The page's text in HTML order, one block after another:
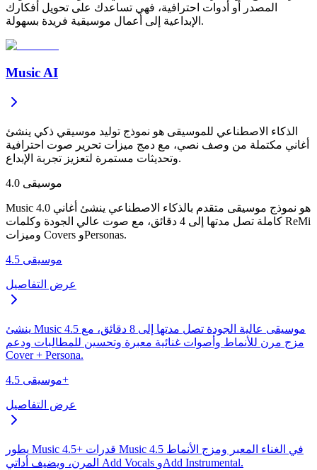
المصدر أو أدوات احترافية، فهي تساعدك على تحويل أفكارك
الإبداعية إلى أعمال موسيقية فريدة بسهولة.
Music AI
الذكاء الاصطناعي للموسيقى هو نموذج توليد موسيقي ذكي ينشئ
أغاني مكتملة من وصف نصي، مع دمج ميزات تحرير صوت احترافية
وتحديثات مستمرة لتعزيز تجربة الإبداع.
موسيقى 4.0
Music 4.0 هو نموذج موسيقى متقدم بالذكاء الاصطناعي ينشئ أغاني
كاملة تصل مدتها إلى 4 دقائق، مع صوت عالي الجودة وكلمات ReMi
وميزات Covers وPersonas.
موسيقى 4.5
عرض التفاصيل
ينشئ Music 4.5 موسيقى عالية الجودة تصل مدتها إلى 8 دقائق، مع
مزج مرن للأنماط وأصوات غنائية معبرة وتحسين للمطالبات ودعم
Cover + Persona.
موسيقى 4.5+
عرض التفاصيل
يطور Music 4.5+ قدرات Music 4.5 في الغناء المعبر ومزج الأنماط
المرن، ويضيف أداتي Add Vocals وAdd Instrumental.